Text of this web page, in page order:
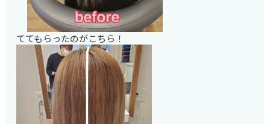
ててもらったのがこちら！